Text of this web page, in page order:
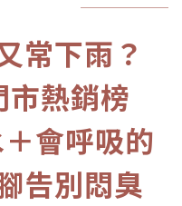
常下雨？
熱銷榜
會呼吸的
告別悶臭